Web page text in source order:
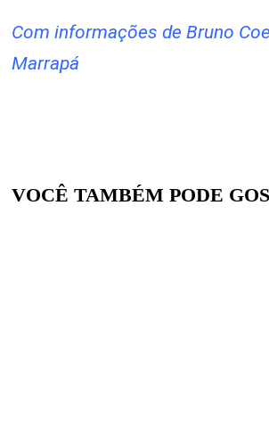
Com informações de Bruno
Marrapá
VOCÊ TAMBÉM PODE